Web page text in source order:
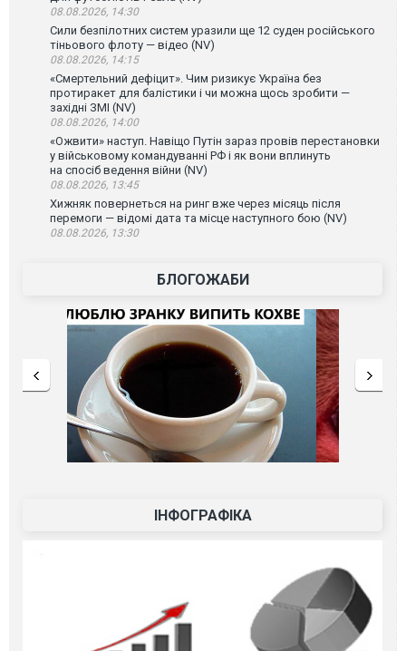
08.08.2026, 14:30
Сили безпілотних систем уразили ще 12 суден російського
тіньового флоту — відео (NV)
08.08.2026, 14:15
«Смертельний дефіцит». Чим ризикує Україна без
протиракет для балістики і чи можна щось зробити —
західні ЗМІ (NV)
08.08.2026, 14:00
«Ожвити» наступ. Навіщо Путін зараз провів перестановки
у військовому командуванні РФ і як вони вплинуть
на спосіб ведення війни (NV)
08.08.2026, 13:45
Хижняк повернеться на ринг вже через місяць після
перемоги — відомі дата та місце наступного бою (NV)
08.08.2026, 13:30
БЛОГОЖАБИ
ІНФОГРАФІКА